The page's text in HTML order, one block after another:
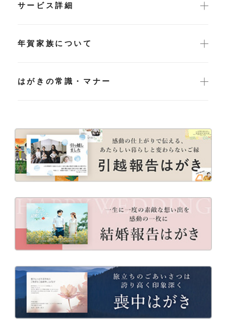
サービス詳細
年賀家族について
はがきの常識・マナー